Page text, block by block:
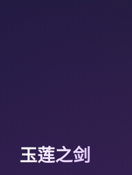
玉莲之剑